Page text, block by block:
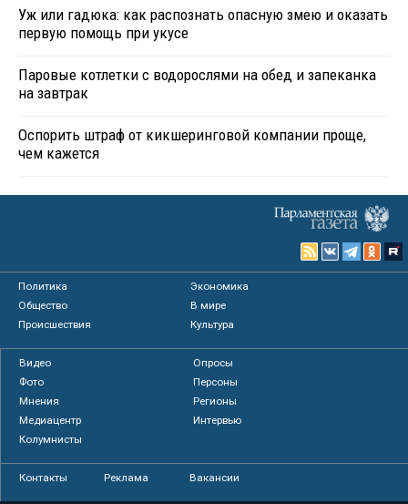
Уж или гадюка: как распознать опасную змею и оказать
первую помощь при укусе
Паровые котлетки с водорослями на обед и запеканка
на завтрак
Оспорить штраф от кикшеринговой компании проще,
чем кажется
Политика
Экономика
Общество
В мире
Происшествия
Культура
Видео
Опросы
Фото
Персоны
Мнения
Регионы
Медиацентр
Интервью
Колумнисты
Контакты Реклама Вакансии